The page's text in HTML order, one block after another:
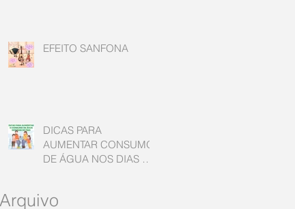
EFEITO SANFONA
DICAS PARA
AUMENTAR CONSUMO
DE ÁGUA NOS DIAS DE
Arquivo